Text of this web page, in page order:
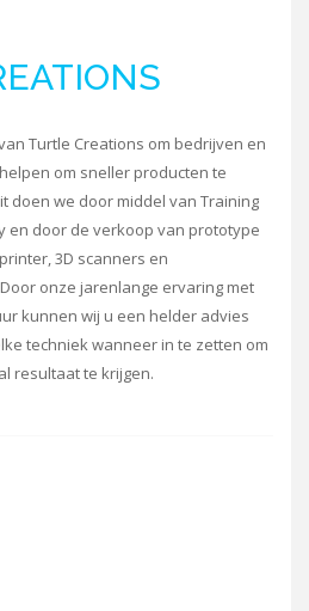
Turtle Creations om bedrijven en
om sneller producten te
doen we door middel van Training
en door de verkoop van prototype
3D scanners en
onze jarenlange ervaring met
kunnen wij u een helder advies
techniek wanneer in te zetten om
resultaat te krijgen.